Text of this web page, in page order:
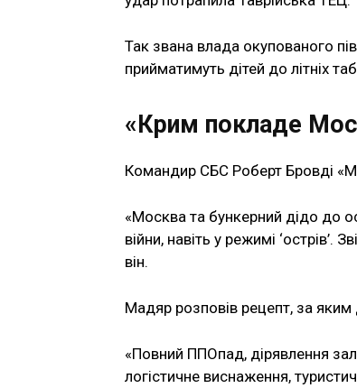
Так звана влада окупованого
прийматимуть дітей до літніх
«Крим покладе
Командир СБС Роберт Бровді
«Москва та бункерний дідо до
війни, навіть у режимі ‘острів’.
він.
Мадяр розповів рецепт, за
«Повний ППОпад, дірявлення
логістичне виснаження,